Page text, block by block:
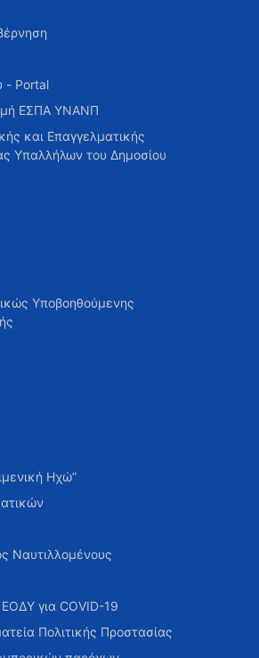
- Portal
ΕΣΠΑ ΥΝΑΝΠ
και Επαγγελματικής
Υπαλλήλων του Δημοσίου
Υποβοηθούμενης
Ηχώ”
Ναυτιλλομένους
για COVID-19
Πολιτικής Προστασίας